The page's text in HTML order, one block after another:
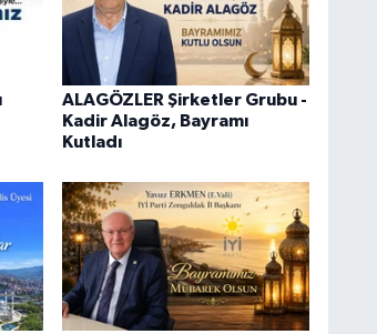
ALAGÖZLER Şirketler Grubu -
Kadir Alagöz, Bayramı
Kutladı